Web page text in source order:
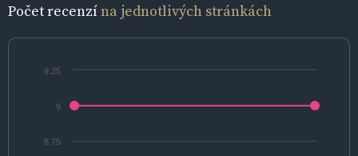
Počet recenzína jednotlivých stránkách
8.75
9
9.25